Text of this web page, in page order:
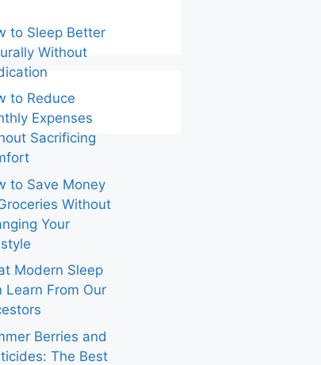
to Sleep Better
Without
to Reduce
Expenses
Sacrificing
to Save Money
Without
Your
Modern Sleep
Learn From Our
Berries and
The Best